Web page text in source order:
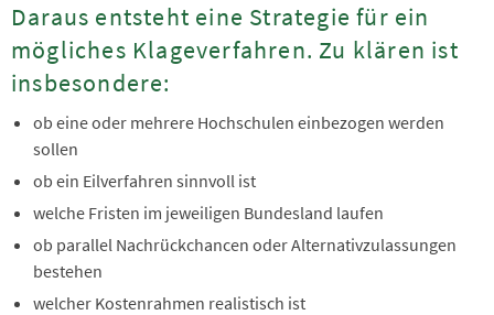
Daraus entsteht eine Strategie für ein
mögliches Klageverfahren. Zu klären ist
insbesondere:
ob eine oder mehrere Hochschulen einbezogen werden
sollen
ob ein Eilverfahren sinnvoll ist
welche Fristen im jeweiligen Bundesland laufen
ob parallel Nachrückchancen oder Alternativzulassungen
bestehen
welcher Kostenrahmen realistisch ist